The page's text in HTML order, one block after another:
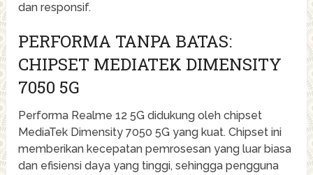
dan responsif.
PERFORMA TANPA BATAS:
CHIPSET MEDIATEK DIMENSITY
7050 5G
Performa Realme 12 5G didukung oleh chipset
MediaTek Dimensity 7050 5G yang kuat. Chipset ini
memberikan kecepatan pemrosesan yang luar biasa
dan efisiensi daya yang tinggi, sehingga pengguna